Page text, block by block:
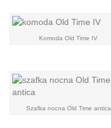
Komoda Old Time IV
Szafka nocna Old Time antica